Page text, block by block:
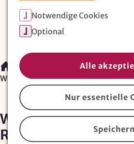
Magazin: Erziehungskunst
Waldorfkindergarten finden/
Waldorfkindergarten Alte
Rabenstraße
Notwendige Cookies
Optional
Alle
Nur essentielle
Speichern